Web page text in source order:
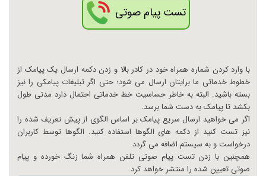
تست پیام صوتی
با وارد کردن شماره همراه خود در کادر بالا و زدن دکمه ارسال یک پیامک از
خطوط خدماتی ما برایتان ارسال می شود؛ حتی اگر تبلیغات پیامکی را نیز
بسته باشید. البته به خاطر حساسیت خط خدماتی احتمال دارد مدتی طول
بکشد تا پیامک به دست شما برسد.
اگر می خواهید ارسال سریع پیامک بر اساس الگوی از پیش تعریف شده را
نیز تست کنید از دکمه های الگوها استفاده کنید. الگوها توسط کاربران
درخواست و به سیستم اضافه می گردد.
همچنین با زدن تست پیام صوتی تلفن همراه شما زنگ خورده و پیام
صوتی تعیین شده را منتشر خواهد کرد.